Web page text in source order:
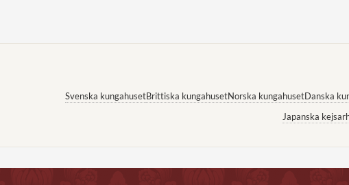
Svenska kungahusetBrittiska kungahusetNorska kungahusetDanska
Japanska